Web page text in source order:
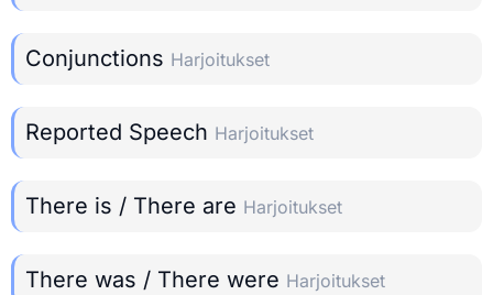
Conjunctions Harjoitukset
Reported Speech Harjoitukset
There is / There are Harjoitukset
There was / There were Harjoitukset